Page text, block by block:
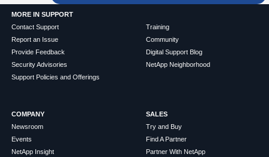
MORE IN SUPPORT
Contact Support
Report an Issue
Provide Feedback
Security Advisories
Support Policies and Offerings
Training
Community
Digital Support Blog
NetApp Neighborhood
COMPANY
Newsroom
Events
NetApp Insight
SALES
Try and Buy
Find A Partner
Partner With NetApp